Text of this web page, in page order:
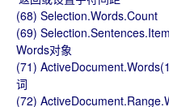
(68)
(69)
Words对象
(71)
词
(72)